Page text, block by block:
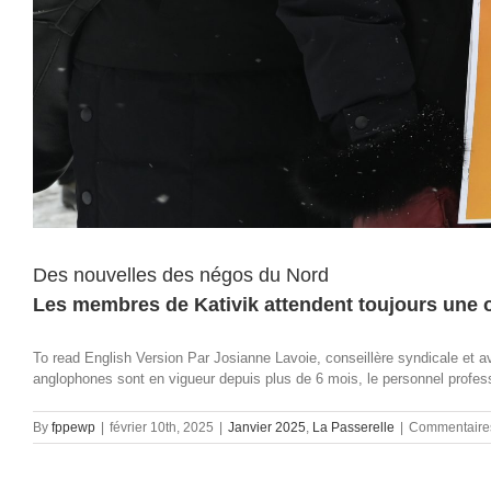
Des nouvelles des négos du Nord
Les membres de Kativik attendent toujours une
To read English Version Par Josianne Lavoie, conseillère syndicale
anglophones sont en vigueur depuis plus de 6 mois, le personnel
By fppewp | février 10th, 2025 | Janvier 2025 La Passerelle |